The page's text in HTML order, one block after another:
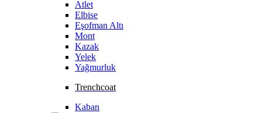
Atlet
Elbise
Eşofman Altı
Mont
Kazak
Yelek
Yağmurluk
Trenchcoat
Kaban